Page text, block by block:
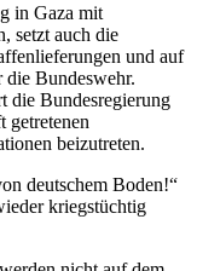
in Gaza mit
setzt auch die
und auf
die Bundeswehr.
die Bundesregierung
getretenen
beizutreten.
deutschem Boden!“
kriegstüchtig